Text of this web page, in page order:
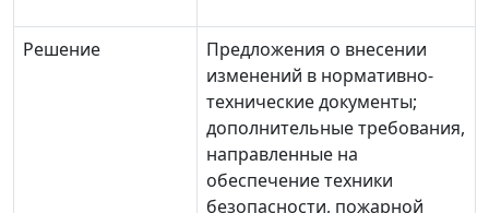
Решение
Предложения о внесении
изменений в нормативно-
технические документы;
дополнительные требования,
направленные на
обеспечение техники
безопасности, пожарной